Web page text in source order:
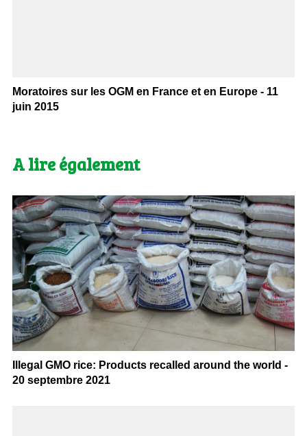
Moratoires sur les OGM en France et en Europe - 11
juin 2015
A lire également
Illegal GMO rice: Products recalled around the world -
20 septembre 2021